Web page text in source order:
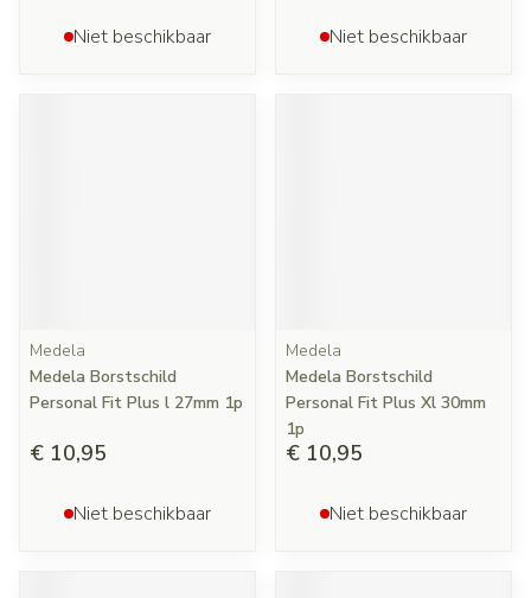
Niet beschikbaar Niet beschikbaar
Medela
Medela Borstschild
Personal Fit Plus l 27mm 1p
€ 10,95
Niet beschikbaar
Medela
Medela Borstschild
Personal Fit Plus Xl 30mm
1p
€ 10,95
Niet beschikbaar